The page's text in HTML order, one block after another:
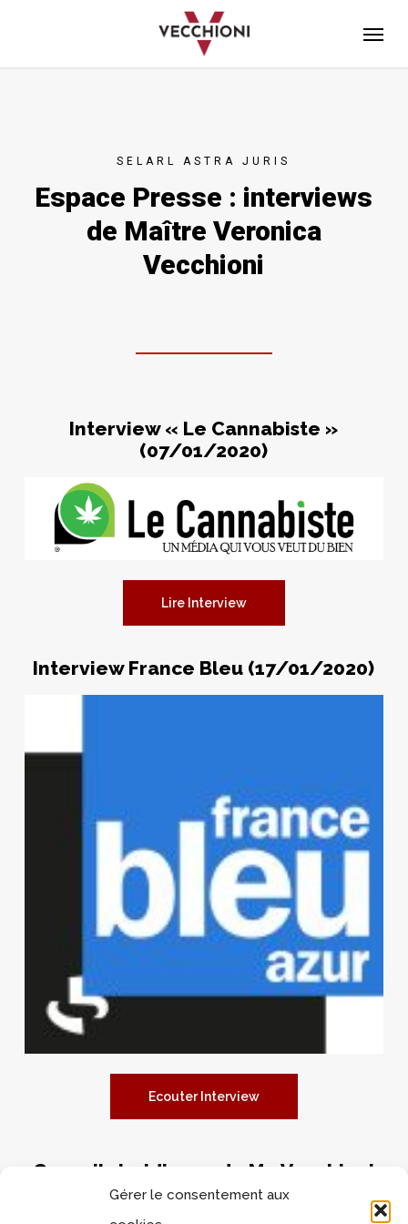
Gérer le consentement aux
SELARL ASTRA JURIS
Espace Presse : interviews
de Maître Veronica
Vecchioni
Interview « Le Cannabiste »
(07/01/2020)
Lire Interview
Interview France Bleu (17/01/2020)
Ecouter Interview
Conseils juridiques de Me Vecchioni
sur Radio Monaco